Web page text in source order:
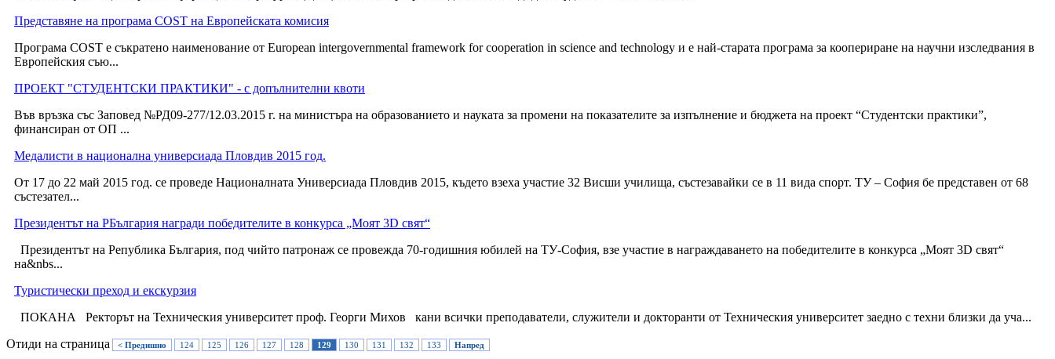
Представяне на програма COST на Европейската комисия
Програма COST е съкратено наименование от European intergovernmental framework for cooperation in science and technology и е най-старата програма за коопериране на научни изследвания в
Европейския съю...
ПРОЕКТ "СТУДЕНТСКИ ПРАКТИКИ" - с допълнителни квоти
Във връзка със Заповед №РД09-277/12.03.2015 г. на министъра на образованието и науката за промени на показателите за изпълнение и бюджета на проект “Студентски практики”,
финансиран от ОП ...
Медалисти в национална универсиада Пловдив 2015 год.
От 17 до 22 май 2015 год. се проведе Националната Универсиада Пловдив 2015, където взеха участие 32 Висши училища, състезавайки се в 11 вида спорт. ТУ – София бе представен от 68
състезател...
Президентът на РБългария награди победителите в конкурса „Моят 3D свят“
​ Президентът на Република България, под чийто патронаж се провежда 70-годишния юбилей на ТУ-София, взе участие в награждаването на победителите в конкурса „Моят 3D свят“
на&nbs...
Туристически преход и екскурзия
​​ ПОКАНА Ректорът на Техническия университет проф. Георги Михов кани всички преподаватели, служители и докторанти от Техническия университет заедно с техни близки да уча...
Отиди на страница
< Предишно 124 125 126 127 128 129 130 131 132 133 Напред